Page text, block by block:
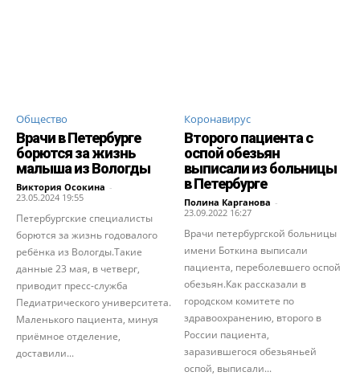
Общество
Врачи в Петербурге
борются за жизнь
малыша из Вологды
Виктория Осокина -
23.05.2024 19:55
Петербургские специалисты
борются за жизнь годовалого
ребёнка из Вологды.Такие
данные 23 мая, в четверг,
приводит пресс-служба
Педиатрического университета.
Маленького пациента, минуя
приёмное отделение,
доставили...
Коронавирус
Второго пациента с
оспой обезьян
выписали из больницы
в Петербурге
Полина Карганова -
23.09.2022 16:27
Врачи петербургской больницы
имени Боткина выписали
пациента, переболевшего оспой
обезьян.Как рассказали в
городском комитете по
здравоохранению, второго в
России пациента,
заразившегося обезьяньей
оспой, выписали...